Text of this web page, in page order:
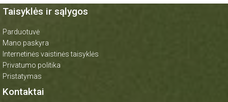
Taisyklės ir sąlygos
Parduotuvė
Mano paskyra
Internetinės vaistinės taisyklės
Privatumo politika
Pristatymas
Kontaktai